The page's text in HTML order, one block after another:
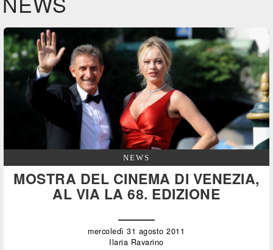
NEWS
MOSTRA DEL CINEMA DI VENEZIA,
AL VIA LA 68. EDIZIONE
mercoledì 31 agosto 2011
Ilaria Ravarino